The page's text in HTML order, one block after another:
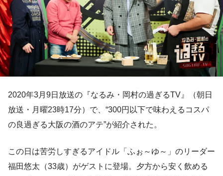
2020年3月9日放送の『なるみ・岡村の過ぎるTV』（朝日
放送・月曜23時17分）で、“300円以下で味わえるコスパ
の良過ぎる大阪の酒のアテ”が紹介された。
この日は苦労しすぎるアイドル「ふぉ～ゆ～」のリーダー
福田悠太（33歳）がゲストに登場。夕方から安く飲める